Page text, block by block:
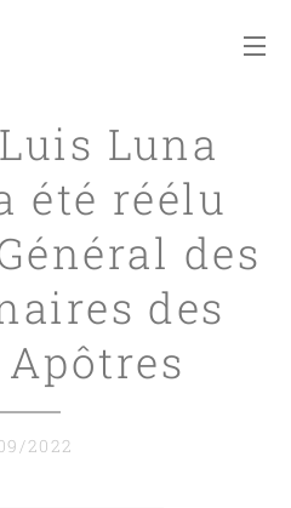
Luna
été réélu
des
des
2022